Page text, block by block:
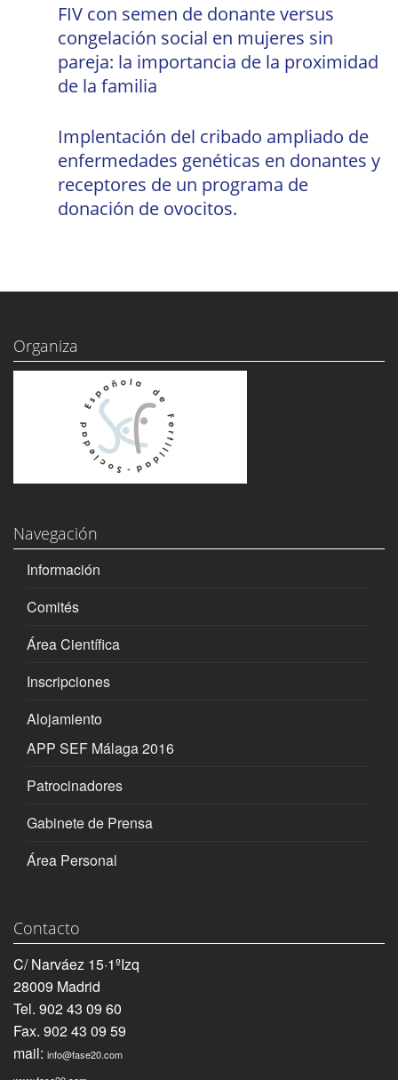
FIV con semen de donante versus
congelación social en mujeres sin
pareja: la importancia de la proximidad
de la familia
Implentación del cribado ampliado de
enfermedades genéticas en donantes y
receptores de un programa de
donación de ovocitos.
Organiza
Navegación
Información
Comités
Área Científica
Inscripciones
Alojamiento
APP SEF Málaga 2016
Patrocinadores
Gabinete de Prensa
Área Personal
Contacto
C/ Narváez 15·1ºIzq
28009 Madrid
Tel. 902 43 09 60
Fax. 902 43 09 59
mail: info@fase20.com